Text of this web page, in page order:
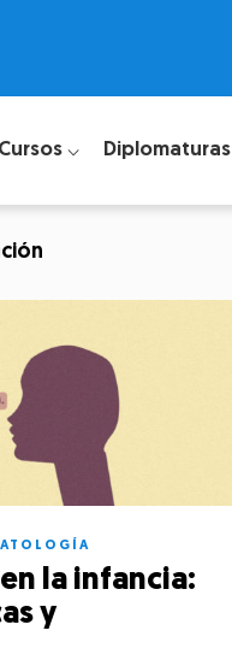
Cursos ⌵ Diplomaturas
la infancia:
y